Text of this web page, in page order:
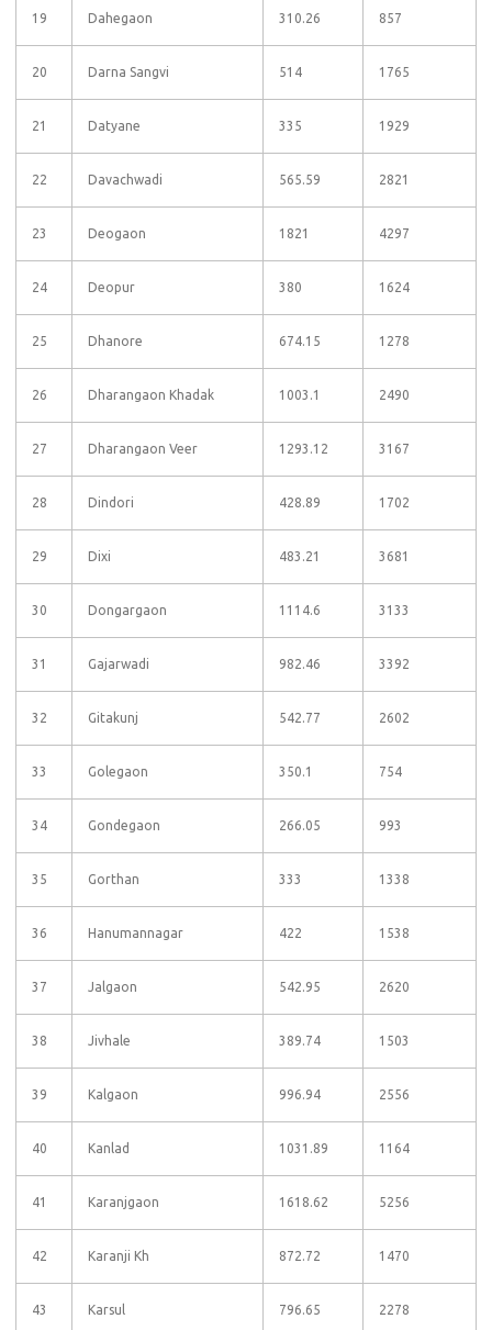
19 Dahegaon 310.26 857
20 Darna Sangvi 514 1765
21 Datyane 335 1929
22 Davachwadi 565.59 2821
23 Deogaon 1821 4297
24 Deopur 380 1624
25 Dhanore 674.15 1278
26 Dharangaon Khadak 1003.1 2490
27 Dharangaon Veer 1293.12 3167
28 Dindori 428.89 1702
29 Dixi 483.21 3681
30 Dongargaon 1114.6 3133
31 Gajarwadi 982.46 3392
32 Gitakunj 542.77 2602
33 Golegaon 350.1 754
34 Gondegaon 266.05 993
35 Gorthan 333 1338
36 Hanumannagar 422 1538
37 Jalgaon 542.95 2620
38 Jivhale 389.74 1503
39 Kalgaon 996.94 2556
40 Kanlad 1031.89 1164
41 Karanjgaon 1618.62 5256
42 Karanji Kh 872.72 1470
43 Karsul 796.65 2278